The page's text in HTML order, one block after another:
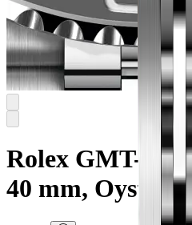
Rolex GMT-
40 mm,